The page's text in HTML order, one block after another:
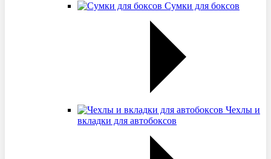
Сумки для боксов
Чехлы и
вкладки для автобоксов